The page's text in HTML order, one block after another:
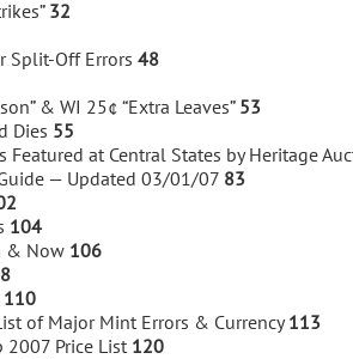
32
Split-Off Errors 48
& WI 25¢ “Extra Leaves” 53
Dies 55
Featured at Central States by Heritage
— Updated 03/01/07 83
104
& Now 106
110
of Major Mint Errors & Currency113
2007 Price List 120